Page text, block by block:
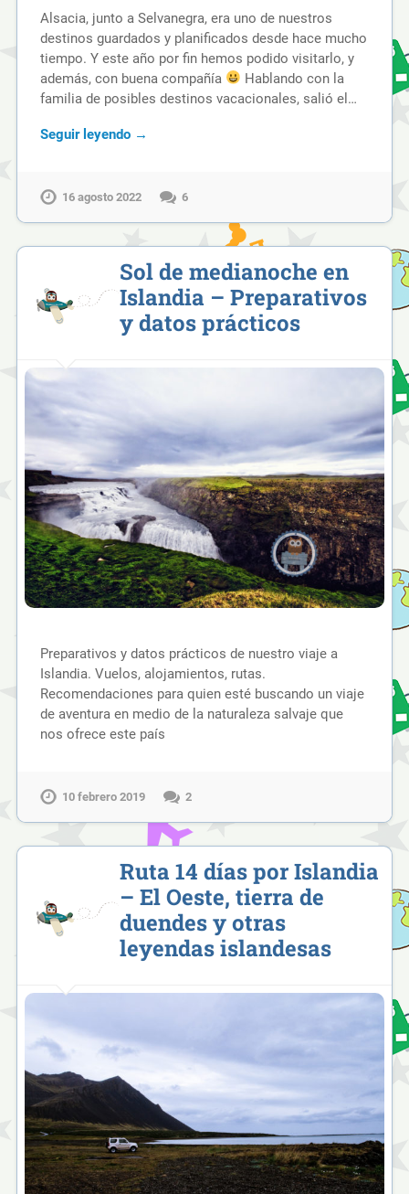
Alsacia, junto a Selvanegra, era uno de nuestros
destinos guardados y planificados desde hace mucho
tiempo. Y este año por fin hemos podido visitarlo, y
además, con buena compañía
Hablando con la
familia de posibles destinos vacacionales, salió el…
Seguir leyendo →
16 agosto 2022 6
Sol de medianoche en
Islandia – Preparativos
y datos prácticos
Preparativos y datos prácticos de nuestro viaje a
Islandia. Vuelos, alojamientos, rutas.
Recomendaciones para quien esté buscando un viaje
de aventura en medio de la naturaleza salvaje que
nos ofrece este país
10 febrero 2019 2
Ruta 14 días por Islandia
– El Oeste, tierra de
duendes y otras
leyendas islandesas